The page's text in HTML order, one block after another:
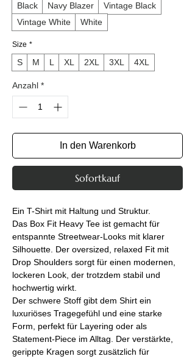
Black Navy Blazer
Vintage Black
Vintage White
White
Size *
S M L XL 2XL 3XL 4XL
Anzahl *
In den Warenkorb
Sofortkauf
Ein T-Shirt mit Haltung und Struktur.
Das Box Fit Heavy Tee ist gemacht für
entspannte Streetwear-Looks mit klarer
Silhouette. Der oversized, relaxed Fit mit
Drop Shoulders sorgt für einen modernen,
lockeren Look, der trotzdem stabil und
hochwertig wirkt.
Der schwere Stoff gibt dem Shirt ein
luxuriöses Tragegefühl und eine starke
Form, perfekt für Layering oder als
Statement-Piece im Alltag. Der verstärkte,
gerippte Kragen sorgt zusätzlich für